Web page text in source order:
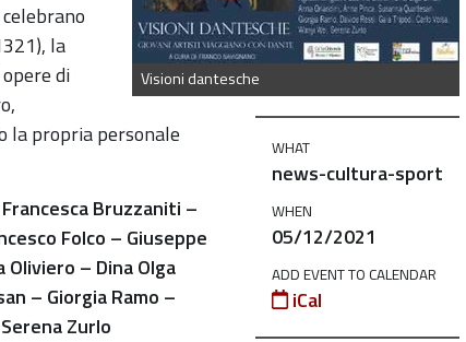
Visioni dantesche
WHAT
news-cultura-sport
WHEN
05/12/2021
ADD EVENT TO CALENDAR
iCal
la
di
la propria personale
Bruzzaniti –
Folco – Giuseppe
– Dina Olga
– Giorgia Ramo –
Zurlo